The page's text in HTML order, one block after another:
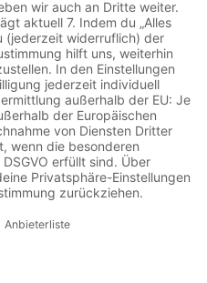
ist als das Spiel: Die
der Vorsänger der Ultras, die
die Fahrpläne der Bahn,
der Ringe" lesen, und der
dann bist Du beim geilsten
Anfragen und ähnliche
kann man
Mehr über die beiden
man unter: https://gerzlich.de
April